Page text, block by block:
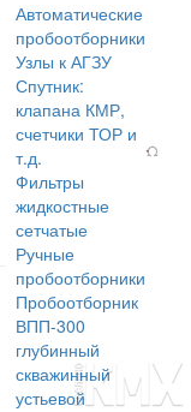
Автоматические
пробоотборники
Узлы к АГЗУ
Спутник:
клапана КМР,
счетчики ТОР и
т.д.
Фильтры
жидкостные
сетчатые
Ручные
пробоотборники
Пробоотборник
ВПП-300
глубинный
скважинный
устьевой